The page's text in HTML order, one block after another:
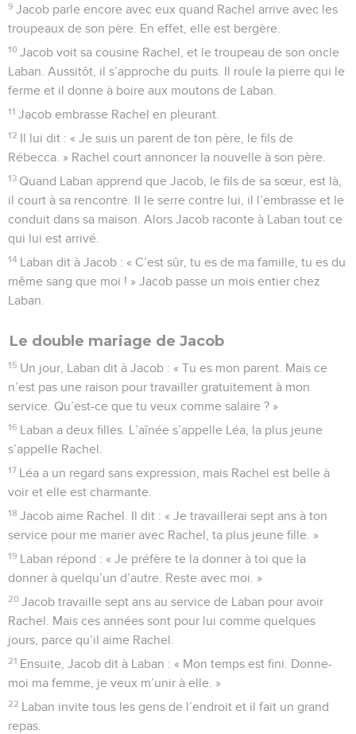
9 Jacob parle encore avec eux quand Rachel arrive avec les
troupeaux de son père. En effet, elle est bergère.
10 Jacob voit sa cousine Rachel, et le troupeau de son oncle
Laban. Aussitôt, il s’approche du puits. Il roule la pierre qui le
ferme et il donne à boire aux moutons de Laban.
11 Jacob embrasse Rachel en pleurant.
12 Il lui dit : « Je suis un parent de ton père, le fils de
Rébecca. » Rachel court annoncer la nouvelle à son père.
13 Quand Laban apprend que Jacob, le fils de sa sœur, est là,
il court à sa rencontre. Il le serre contre lui, il l’embrasse et le
conduit dans sa maison. Alors Jacob raconte à Laban tout ce
qui lui est arrivé.
14 Laban dit à Jacob : « C’est sûr, tu es de ma famille, tu es du
même sang que moi ! » Jacob passe un mois entier chez
Laban.
Le double mariage de Jacob
15 Un jour, Laban dit à Jacob : « Tu es mon parent. Mais ce
n’est pas une raison pour travailler gratuitement à mon
service. Qu’est-ce que tu veux comme salaire ? »
16 Laban a deux filles. L’aînée s’appelle Léa, la plus jeune
s’appelle Rachel.
17 Léa a un regard sans expression, mais Rachel est belle à
voir et elle est charmante.
18 Jacob aime Rachel. Il dit : « Je travaillerai sept ans à ton
service pour me marier avec Rachel, ta plus jeune fille. »
19 Laban répond : « Je préfère te la donner à toi que la
donner à quelqu’un d’autre. Reste avec moi. »
20 Jacob travaille sept ans au service de Laban pour avoir
Rachel. Mais ces années sont pour lui comme quelques
jours, parce qu’il aime Rachel.
21 Ensuite, Jacob dit à Laban : « Mon temps est fini. Donne-
moi ma femme, je veux m’unir à elle. »
22 Laban invite tous les gens de l’endroit et il fait un grand
repas.